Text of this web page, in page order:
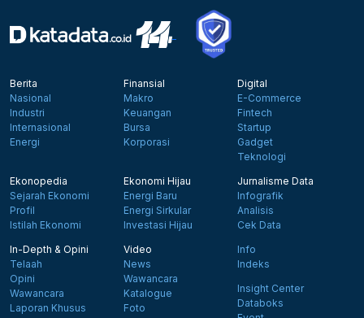
Berita
Nasional
Industri
Internasional
Energi
Finansial
Makro
Keuangan
Bursa
Korporasi
Digital
E-Commerce
Fintech
Startup
Gadget
Teknologi
Ekonopedia
Sejarah Ekonomi
Profil
Istilah Ekonomi
Ekonomi Hijau
Energi Baru
Energi Sirkular
Investasi Hijau
Jurnalisme Data
Infografik
Analisis
Cek Data
In-Depth & Opini
Telaah
Opini
Wawancara
Laporan Khusus
Video
News
Wawancara
Katalogue
Foto
Info
Indeks
Insight Center
Databoks